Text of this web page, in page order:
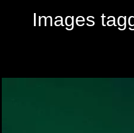
Images